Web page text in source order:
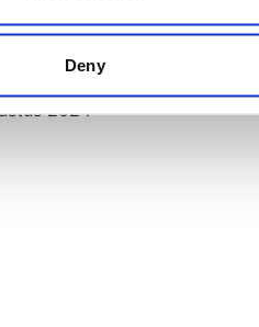
Deny
meer)
2024